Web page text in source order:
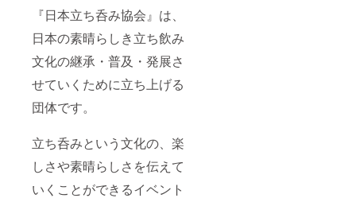
『日本立ち呑み協会』は、
日本の素晴らしき立ち飲み
文化の継承・普及・発展さ
せていくために立ち上げる
団体です。
立ち呑みという文化の、楽
しさや素晴らしさを伝えて
いくことができるイベント